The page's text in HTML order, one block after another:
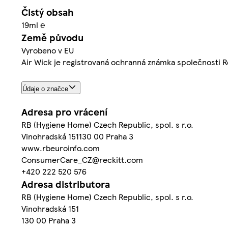
Čistý obsah
19ml ℮
Země původu
Vyrobeno v EU
Air Wick je registrovaná ochranná známka společnosti
Údaje o značce
Adresa pro vrácení
RB (Hygiene Home) Czech Republic, spol. s r.o.
Vinohradská 151130 00 Praha 3
www.rbeuroinfo.com
ConsumerCare_CZ@reckitt.com
+420 222 520 576
Adresa distributora
RB (Hygiene Home) Czech Republic, spol. s r.o.
Vinohradská 151
130 00 Praha 3